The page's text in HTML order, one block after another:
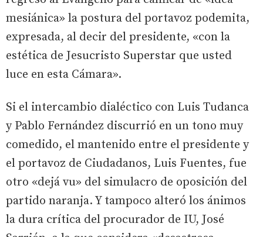
mesiánica» la postura del portavoz podemita,
expresada, al decir del presidente, «con la
estética de Jesucristo Superstar que usted
luce en esta Cámara».
Si el intercambio dialéctico con Luis Tudanca
y Pablo Fernández discurrió en un tono muy
comedido, el mantenido entre el presidente y
el portavoz de Ciudadanos, Luis Fuentes, fue
otro «dejá vu» del simulacro de oposición del
partido naranja. Y tampoco alteró los ánimos
la dura crítica del procurador de IU, José